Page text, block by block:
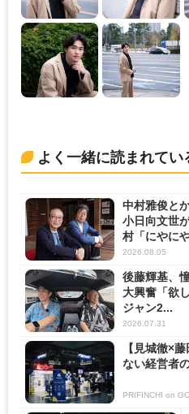
よく一緒に読まれてい
中村雅俊と
小日向文世
村「にやに
2026.08.05
後藤輝基、
大興奮「欲
ジャン2...
2026.07.31
【見城徹×
ない経営者
PR(FINCHI on